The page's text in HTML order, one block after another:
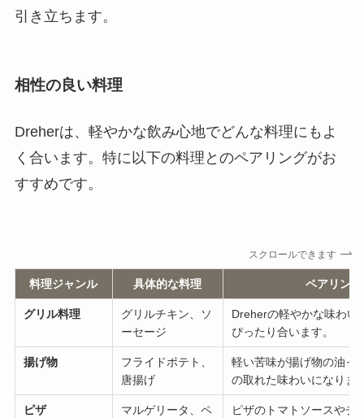
引き立ちます。
相性の良い料理
Dreherは、軽やかな飲み心地でどんな料理にもよ
く合います。特に以下の料理とのペアリングがお
すすめです。
スクロールできます
料理ジャンル 具体的な料理 ペアリン
グリル料理
グリルチキン、ソ
ーセージ
Dreherの軽やかな味わい
ぴったり合います。
揚げ物
フライドポテト、
唐揚げ
軽い苦味が揚げ物の油っ
の取れた味わいになりま
ピザ
マルゲリータ、ペ
ピザのトマトソースやチ